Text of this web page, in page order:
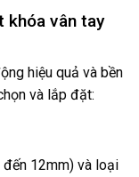
khóa vân tay
hiệu quả và bền
và lắp đặt:
12mm) và loại